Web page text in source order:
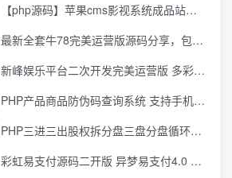
【php源码】苹果cms影视系统成品站打包+电影先生6.1.1模板优化版+15W+数据
最新全套牛78完美运营版源码分享，包含了资源组件+脚本程序
新峰娱乐平台二次开发完美运营版 多彩种多玩法 代理分红+积分兑换
PHP产品商品防伪码查询系统 支持手机防假验证网站建设 防伪码自动生成 批量导入
PHP三进三出股权拆分盘三盘分盘循环拆分系统源码
彩虹易支付源码二开版 异梦易支付4.0 可对接官方/易支付/码支付 去除后门 美化用户中心